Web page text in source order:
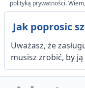
polityką prywatności.
Jak poprosic
Uważasz, że
musisz zrobić, by